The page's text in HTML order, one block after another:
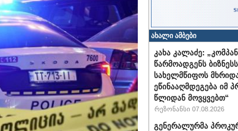
ახალი ამბები
კახა კალაძე:
წარმოადგენს
სახელმწიფოს
ეწინააღმდეგება იმ
წლიდან მოვყვებთ“
რეზონანსი 07.08.2026
გენერალურმა